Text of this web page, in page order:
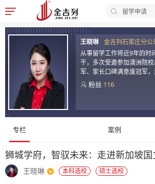
留学申请
院校排名
签证办理
申请时间
申请材料
王
列
留
学
顾
问
王晓琳
金吉列石家庄分公
从事留学工作将近9年的时
干，多次受邀参加澳洲院
军、家长口碑满意度冠军
粉丝 116
专
栏
内
专栏 案例
狮城学府，智驭未来：走进新加坡国
王晓琳 本科选校 硕士选校